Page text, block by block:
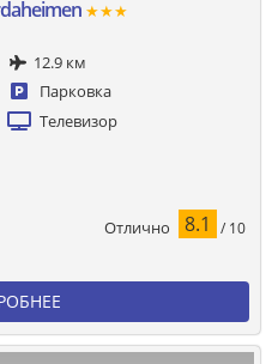
★★★
12.9 км
Парковка
Телевизор
Отлично 8.1 / 10